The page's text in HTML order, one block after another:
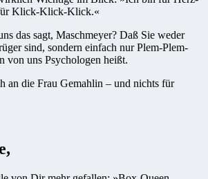
Klick-Klick-Klick.«
das sagt, Maschmeyer? Daß Sie weder
sind, sondern einfach nur Plem-Plem-
von uns Psychologen heißt.
an die Frau Gemahlin – und nichts für